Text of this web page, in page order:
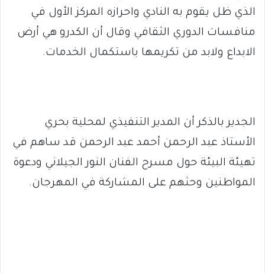
الذي ظل يقوم به النادي واحرازه المركز الأول في
منافسات الدوري الثقافي وقال أن الكدرو هي أرض
الابداع ولابد من تكريمها باستكمال الخدمات.
الجدير بالذكر أن المدير التنفيذي لمحلية بحري
الأستاذ عبد الرحمن أحمد عبد الرحمن قد ساهم في
تهيئة البيئة حول مسرح الفنان النور الجيلاني ودعوة
المواطنين وحثهم على المشاركة في المهرجان.